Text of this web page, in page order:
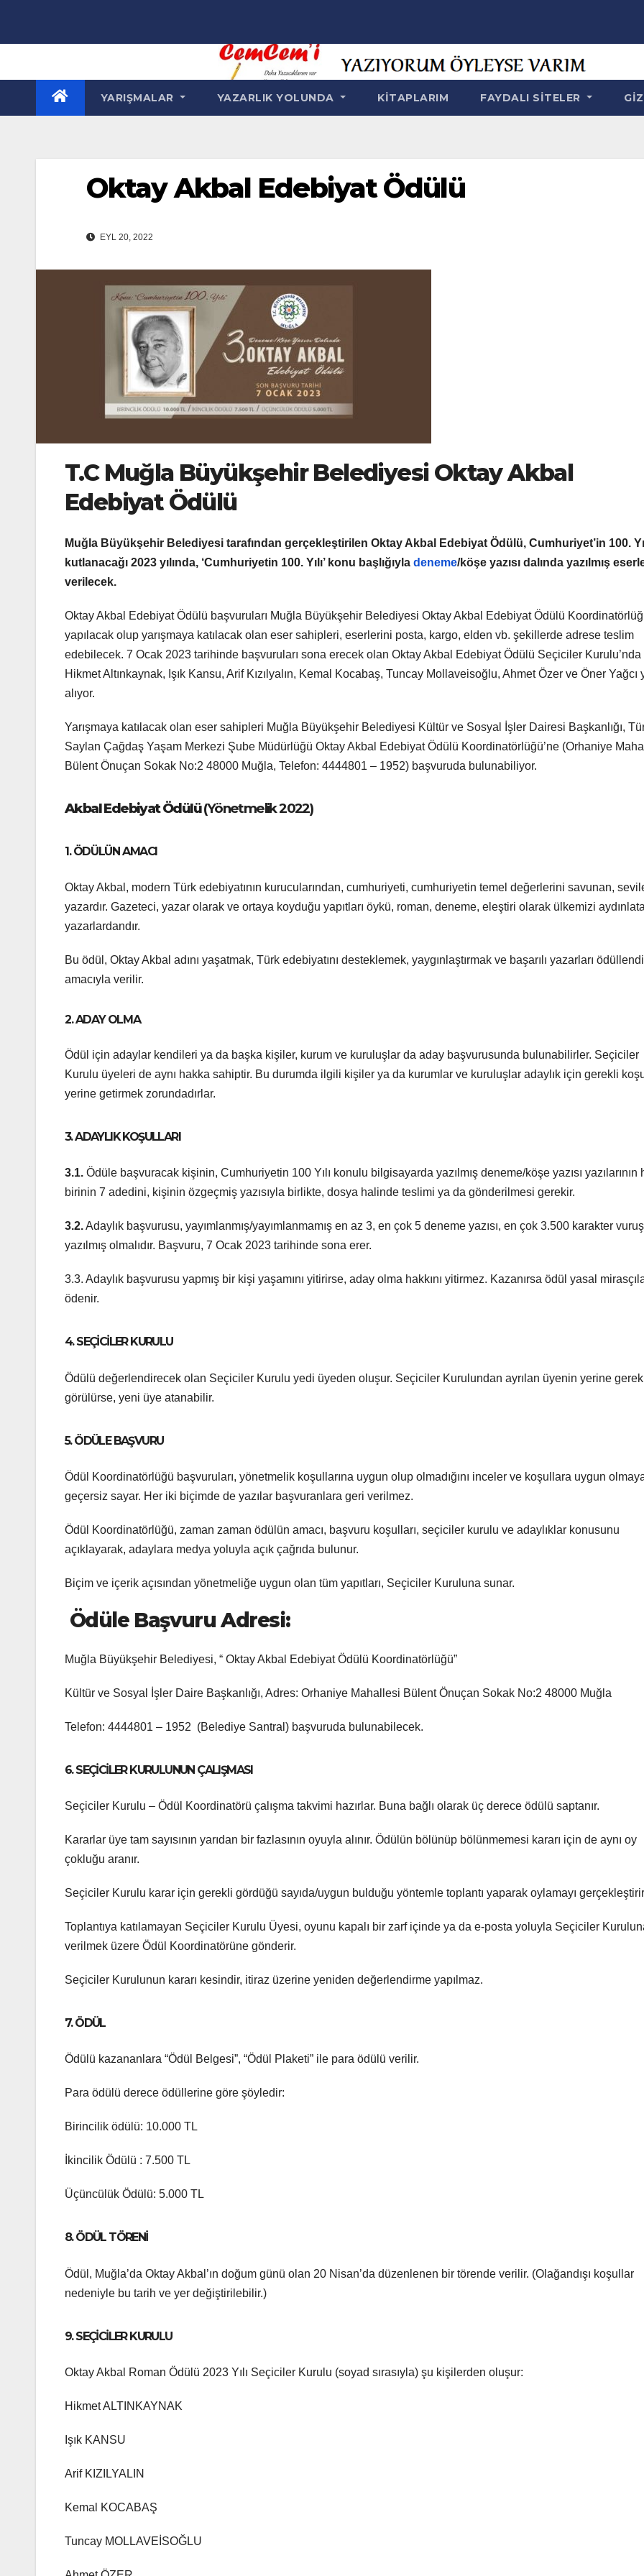
YARIŞMALAR YAZARLIK YOLUNDA KITAPLARIM FAYDALI SITELER
Oktay Akbal Edebiyat Ödülü
EYL 20, 2022
T.C Muğla Büyükşehir Belediyesi Oktay Akbal
Edebiyat Ödülü
Muğla Büyükşehir Belediyesi tarafından gerçekleştirilen Oktay Akbal Edebiyat Ödülü, Cumhuriyet’in 100.
kutlanacağı 2023 yılında, ‘Cumhuriyetin 100. Yılı’ konu başlığıyla deneme/köşe yazısı dalında yazılmış
verilecek.
Oktay Akbal Edebiyat Ödülü başvuruları Muğla Büyükşehir Belediyesi Oktay Akbal Edebiyat Ödülü
yapılacak olup yarışmaya katılacak olan eser sahipleri, eserlerini posta, kargo, elden vb. şekillerde adrese teslim
edebilecek. 7 Ocak 2023 tarihinde başvuruları sona erecek olan Oktay Akbal Edebiyat Ödülü Seçiciler Kurulu’nda
Hikmet Altınkaynak, Işık Kansu, Arif Kızılyalın, Kemal Kocabaş, Tuncay Mollaveisoğlu, Ahmet Özer ve Öner Yağcı
alıyor.
Yarışmaya katılacak olan eser sahipleri Muğla Büyükşehir Belediyesi Kültür ve Sosyal İşler Dairesi Başkanlığı,
Saylan Çağdaş Yaşam Merkezi Şube Müdürlüğü Oktay Akbal Edebiyat Ödülü Koordinatörlüğü’ne (Orhaniye
Bülent Önuçan Sokak No:2 48000 Muğla, Telefon: 4444801 – 1952) başvuruda bulunabiliyor.
Akbal Edebiyat Ödülü(Yönetmelik 2022)
1. ÖDÜLÜN AMACI
Oktay Akbal, modern Türk edebiyatının kurucularından, cumhuriyeti, cumhuriyetin temel değerlerini savunan,
yazardır. Gazeteci, yazar olarak ve ortaya koyduğu yapıtları öykü, roman, deneme, eleştiri olarak ülkemizi
yazarlardandır.
Bu ödül, Oktay Akbal adını yaşatmak, Türk edebiyatını desteklemek, yaygınlaştırmak ve başarılı yazarları
amacıyla verilir.
2. ADAY OLMA
Ödül için adaylar kendileri ya da başka kişiler, kurum ve kuruluşlar da aday başvurusunda bulunabilirler. Seçiciler
Kurulu üyeleri de aynı hakka sahiptir. Bu durumda ilgili kişiler ya da kurumlar ve kuruluşlar adaylık için gerekli
yerine getirmek zorundadırlar.
3. ADAYLIK KOŞULLARI
3.1. Ödüle başvuracak kişinin, Cumhuriyetin 100 Yılı konulu bilgisayarda yazılmış deneme/köşe yazısı yazılarının
birinin 7 adedini, kişinin özgeçmiş yazısıyla birlikte, dosya halinde teslimi ya da gönderilmesi gerekir.
3.2.Adaylık başvurusu, yayımlanmış/yayımlanmamış en az 3, en çok 5 deneme yazısı, en çok 3.500 karakter
yazılmış olmalıdır. Başvuru, 7 Ocak 2023 tarihinde sona erer.
3.3. Adaylık başvurusu yapmış bir kişi yaşamını yitirirse, aday olma hakkını yitirmez. Kazanırsa ödül yasal
ödenir.
4. SEÇİCİLER KURULU
Ödülü değerlendirecek olan Seçiciler Kurulu yedi üyeden oluşur. Seçiciler Kurulundan ayrılan üyenin yerine
görülürse, yeni üye atanabilir.
5. ÖDÜLE BAŞVURU
Ödül Koordinatörlüğü başvuruları, yönetmelik koşullarına uygun olup olmadığını inceler ve koşullara uygun
geçersiz sayar. Her iki biçimde de yazılar başvuranlara geri verilmez.
Ödül Koordinatörlüğü, zaman zaman ödülün amacı, başvuru koşulları, seçiciler kurulu ve adaylıklar konusunu
açıklayarak, adaylara medya yoluyla açık çağrıda bulunur.
Biçim ve içerik açısından yönetmeliğe uygun olan tüm yapıtları, Seçiciler Kuruluna sunar.
Ödüle Başvuru Adresi:
Muğla Büyükşehir Belediyesi, “ Oktay Akbal Edebiyat Ödülü Koordinatörlüğü”
Kültür ve Sosyal İşler Daire Başkanlığı, Adres: Orhaniye Mahallesi Bülent Önuçan Sokak No:2 48000 Muğla
Telefon: 4444801 – 1952 (Belediye Santral) başvuruda bulunabilecek.
6. SEÇİCİLER KURULUNUN ÇALIŞMASI
Seçiciler Kurulu – Ödül Koordinatörü çalışma takvimi hazırlar. Buna bağlı olarak üç derece ödülü saptanır.
Kararlar üye tam sayısının yarıdan bir fazlasının oyuyla alınır. Ödülün bölünüp bölünmemesi kararı için de aynı oy
çokluğu aranır.
Seçiciler Kurulu karar için gerekli gördüğü sayıda/uygun bulduğu yöntemle toplantı yaparak oylamayı
Toplantıya katılamayan Seçiciler Kurulu Üyesi, oyunu kapalı bir zarf içinde ya da e-posta yoluyla Seçiciler
verilmek üzere Ödül Koordinatörüne gönderir.
Seçiciler Kurulunun kararı kesindir, itiraz üzerine yeniden değerlendirme yapılmaz.
7. ÖDÜL
Ödülü kazananlara “Ödül Belgesi”, “Ödül Plaketi” ile para ödülü verilir.
Para ödülü derece ödüllerine göre şöyledir:
Birincilik ödülü: 10.000 TL
İkincilik Ödülü : 7.500 TL
Üçüncülük Ödülü: 5.000 TL
8. ÖDÜL TÖRENİ
Ödül, Muğla’da Oktay Akbal’ın doğum günü olan 20 Nisan’da düzenlenen bir törende verilir. (Olağandışı koşullar
nedeniyle bu tarih ve yer değiştirilebilir.)
9. SEÇİCİLER KURULU
Oktay Akbal Roman Ödülü 2023 Yılı Seçiciler Kurulu (soyad sırasıyla) şu kişilerden oluşur:
Hikmet ALTINKAYNAK
Işık KANSU
Arif KIZILYALIN
Kemal KOCABAŞ
Tuncay MOLLAVEİSOĞLU